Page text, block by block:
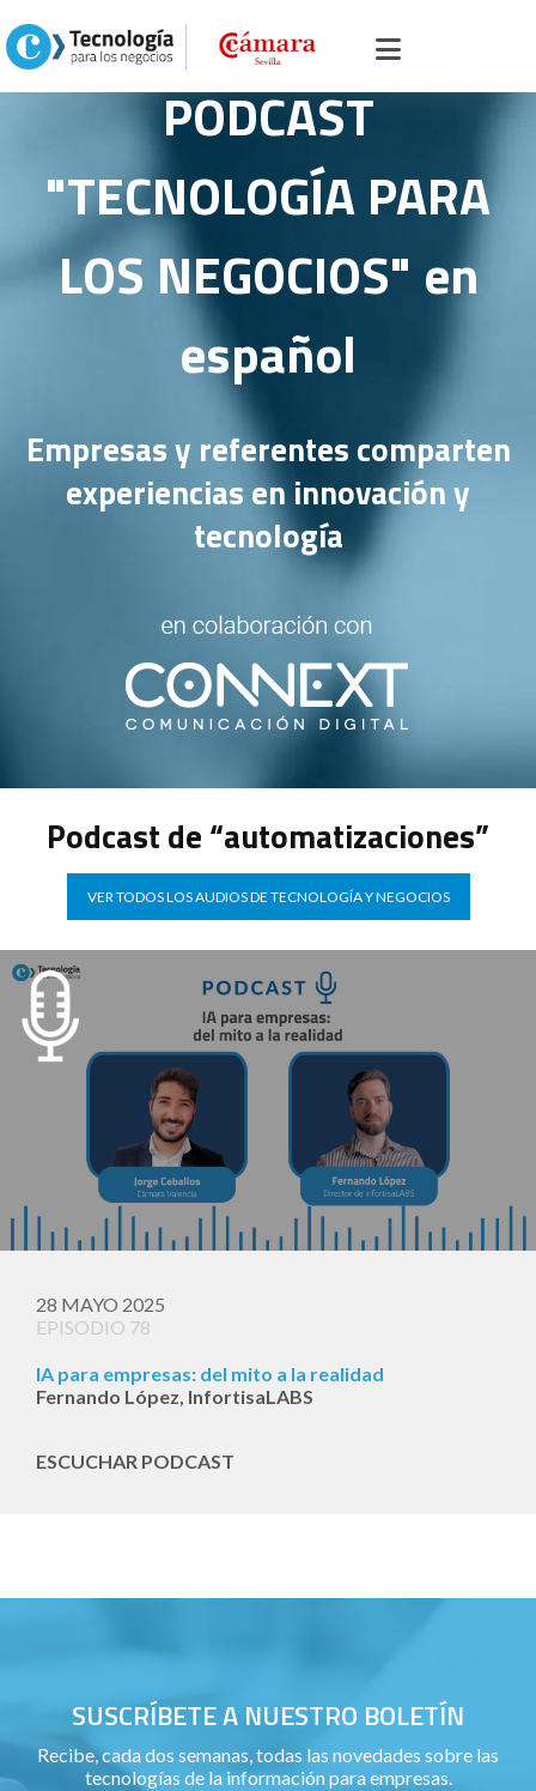
PODCAST
"TECNOLOGÍA PARA
LOS NEGOCIOS" en
español
Empresas y referentes comparten
experiencias en innovación y
tecnología
Podcast de “automatizaciones”
VER TODOS LOS AUDIOS DE TECNOLOGÍA Y NEGOCIOS
28 MAYO 2025
EPISODIO 78
IA para empresas: del mito a la realidad
Fernando López, InfortisaLABS
ESCUCHAR PODCAST
SUSCRÍBETE A NUESTRO BOLETÍN
Recibe, cada dos semanas, todas las novedades sobre las
tecnologías de la información para empresas.